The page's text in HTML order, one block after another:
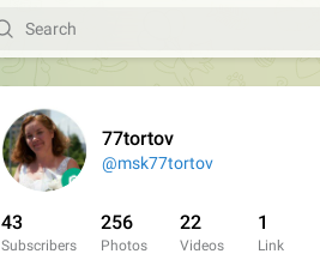
77tortov
@msk77tortov
43
Subscribers
256
Photos
22
Videos
1
Link